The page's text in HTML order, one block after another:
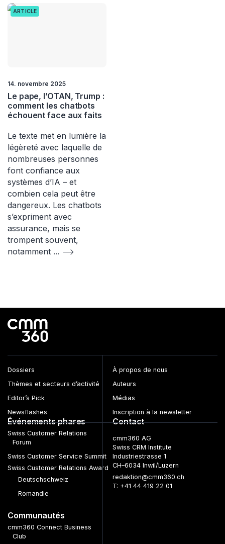
ARTICLE
14. novembre 2025
Le pape, l’OTAN, Trump :
comment les chatbots
échouent face aux faits
Le texte met en lumière la
légèreté avec laquelle de
nombreuses personnes
font confiance aux
systèmes d’IA – et
combien cela peut être
dangereux. Les chatbots
s’expriment avec
assurance, mais se
trompent souvent,
notamment ...
Dossiers
Thèmes et secteurs d’activité
Editor’s Pick
Newsflashes
À propos de nous
Auteurs
Médias
Inscription à la newsletter
Événements phares
Swiss Customer Relations
Forum
Swiss Customer Service Summit
Swiss Customer Relations Award
Deutschschweiz
Romandie
Communautés
cmm360 Connect Business
Club
Contact
cmm360 AG
Swiss CRM Institute
Industriestrasse 1
CH–6034 Inwil/Luzern
redaktion@cmm360.ch
T: +41 44 419 22 01